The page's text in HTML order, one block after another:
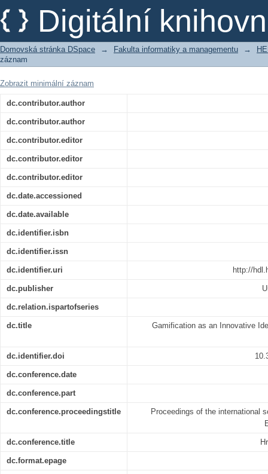
Digitální
Gamification as an Innovative Idea
Domovská stránka DSpace → Fakulta informatiky a managementu →
záznam
Zobrazit minimální záznam
dc.contributor.author
dc.contributor.author
dc.contributor.editor
dc.contributor.editor
dc.contributor.editor
dc.date.accessioned
dc.date.available
dc.identifier.isbn
dc.identifier.issn
dc.identifier.uri http://
dc.publisher
dc.relation.ispartofseries
dc.title Gamification as an Innovative
dc.identifier.doi
dc.conference.date
dc.conference.part
dc.conference.proceedingstitle
Proceedings of the international
dc.conference.title
dc.format.epage